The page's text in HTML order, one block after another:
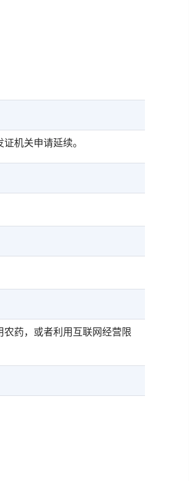
机关申请延续。
药，或者利用互联网经营限